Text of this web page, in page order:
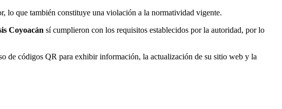
lo que también constituye una violación a la normatividad vigente.
Coyoacán sí cumplieron con los requisitos establecidos por la autoridad, por lo
de códigos QR para exhibir información, la actualización de su sitio web y la